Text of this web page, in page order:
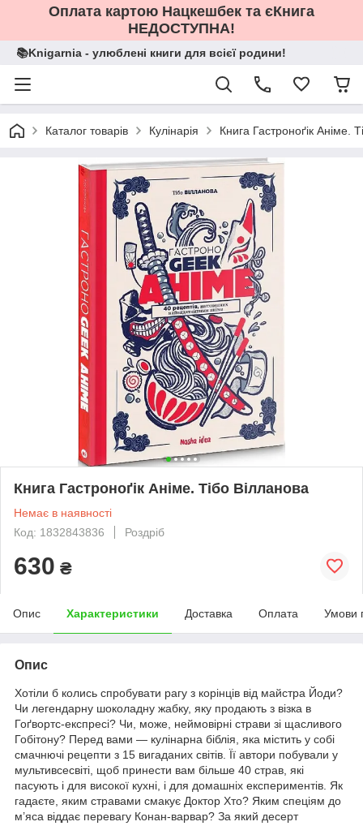
Оплата картою Нацкешбек та єКнига
НЕДОСТУПНА!
📚Knigarnia - улюблені книги для всієї родини!
Каталог товарів Кулінарія Книга Гастроноґік Аніме.
Книга Гастроноґік Аніме. Тібо Вілланова
Немає в наявності
Код: 1832843836
Роздріб
630 ₴
Опис Характеристики Доставка Оплата Умови
Опис
Хотіли б колись спробувати рагу з корінців від майстра Йоди?
Чи легендарну шоколадну жабку, яку продають з візка в
Гоґвортс-експресі? Чи, може, неймовірні страви зі щасливого
Гобітону? Перед вами — кулінарна біблія, яка містить у собі
смачнючі рецепти з 15 вигаданих світів. Її автори побували у
мультивсесвіті, щоб принести вам більше 40 страв, які
пасують і для високої кухні, і для домашніх експериментів. Як
гадаєте, яким стравами смакує Доктор Хто? Яким спеціям до
м’яса віддає перевагу Конан-варвар? За який десерт